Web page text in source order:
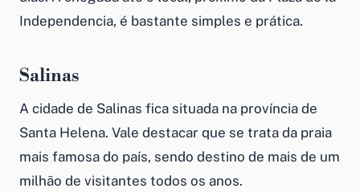
Independencia, é bastante simples e prática.
Salinas
A cidade de Salinas fica situada na província de
Santa Helena. Vale destacar que se trata da praia
mais famosa do país, sendo destino de mais de um
milhão de visitantes todos os anos.